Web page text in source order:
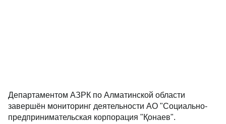
Департаментом АЗРК по Алматинской области
завершён мониторинг деятельности АО "Социально-
предпринимательская корпорация "Қонаев".